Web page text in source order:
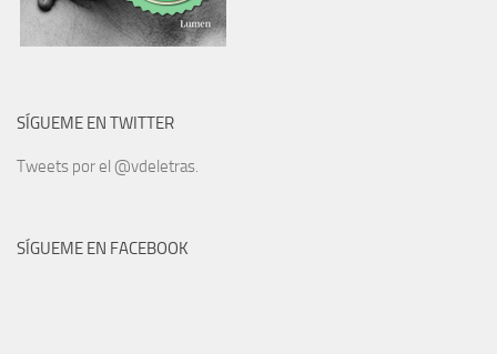
SÍGUEME EN TWITTER
Tweets por el @vdeletras.
SÍGUEME EN FACEBOOK